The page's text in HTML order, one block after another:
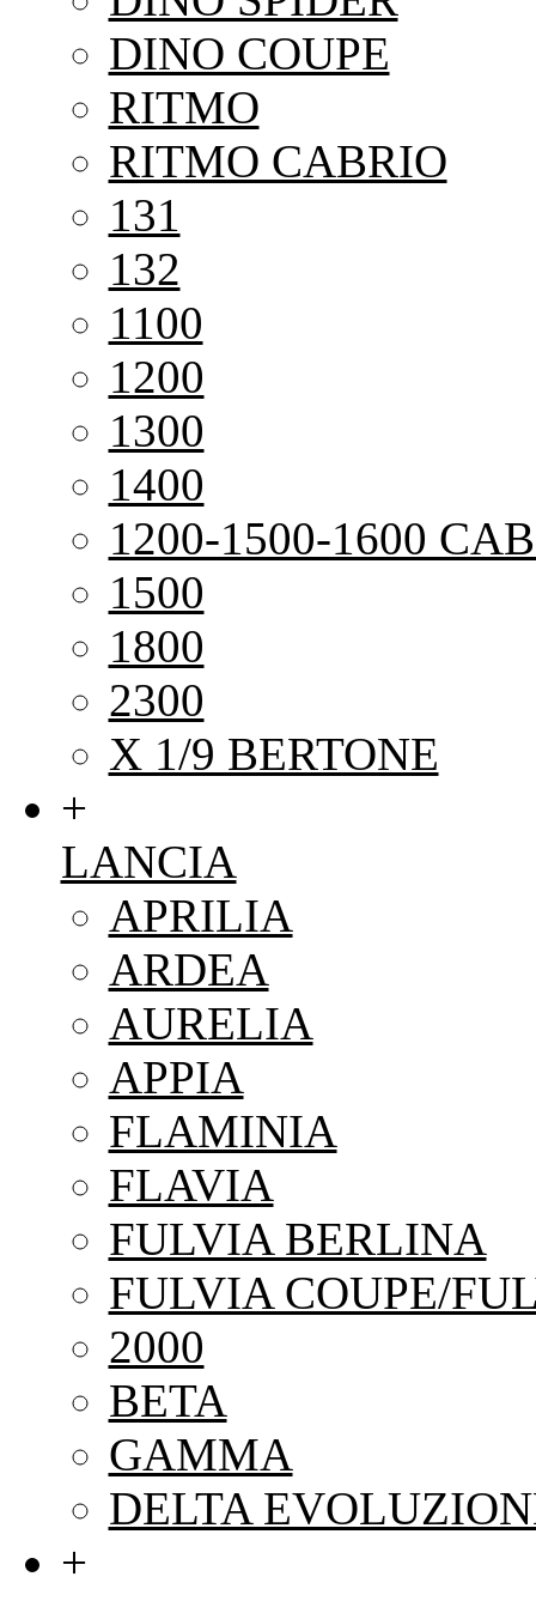
DINO COUPE
RITMO
RITMO CABRIO
131
132
1100
1200
1300
1400
1200-1500-1600
1500
1800
2300
X 1/9 BERTONE
+
LANCIA
APRILIA
ARDEA
AURELIA
APPIA
FLAMINIA
FLAVIA
FULVIA BERLINA
FULVIA COUPE/
2000
BETA
GAMMA
DELTA
+